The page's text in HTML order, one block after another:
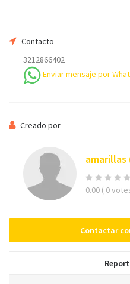
Contacto
3212866402
Enviar mensaje por
Creado por
amarillas
0.00 ( 0
Contactar
Su nombre
Mensaje